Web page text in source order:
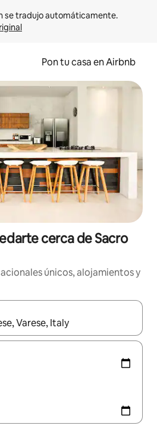
Pon tu casa en Airbnb
cerca de Sacro
únicos, alojamientos y
disponibles, navega con las